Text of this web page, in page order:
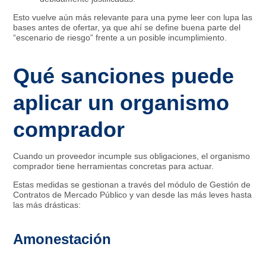
Esto vuelve aún más relevante para una pyme leer con lupa las
bases antes de ofertar, ya que ahí se define buena parte del
“escenario de riesgo” frente a un posible incumplimiento.
Qué sanciones puede
aplicar un organismo
comprador
Cuando un proveedor incumple sus obligaciones, el organismo
comprador tiene herramientas concretas para actuar.
Estas medidas se gestionan a través del módulo de Gestión de
Contratos de Mercado Público y van desde las más leves hasta
las más drásticas:
Amonestación